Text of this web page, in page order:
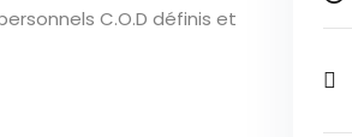
C.O.D définis et